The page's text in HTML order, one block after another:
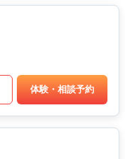
体験・相談予約